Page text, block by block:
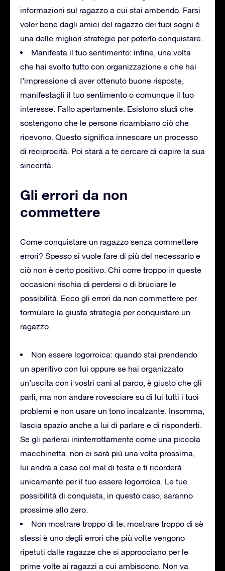
informazioni sul ragazzo a cui stai ambendo. Farsi
voler bene dagli amici del ragazzo dei tuoi sogni è
una delle migliori strategie per poterlo conquistare.
Manifesta il tuo sentimento: infine, una volta
che hai svolto tutto con organizzazione e che hai
l’impressione di aver ottenuto buone risposte,
manifestagli il tuo sentimento o comunque il tuo
interesse. Fallo apertamente. Esistono studi che
sostengono che le persone ricambiano ciò che
ricevono. Questo significa innescare un processo
di reciprocità. Poi starà a te cercare di capire la sua
sincerità.
Gli errori da non
commettere
Come conquistare un ragazzo senza commettere
errori? Spesso si vuole fare di più del necessario e
ciò non è certo positivo. Chi corre troppo in queste
occasioni rischia di perdersi o di bruciare le
possibilità. Ecco gli errori da non commettere per
formulare la giusta strategia per conquistare un
ragazzo.
Non essere logorroica: quando stai prendendo
un aperitivo con lui oppure se hai organizzato
un’uscita con i vostri cani al parco, è giusto che gli
parli, ma non andare rovesciare su di lui tutti i tuoi
problemi e non usare un tono incalzante. Insomma,
lascia spazio anche a lui di parlare e di risponderti.
Se gli parlerai ininterrottamente come una piccola
macchinetta, non ci sarà più una volta prossima,
lui andrà a casa col mal di testa e ti ricorderà
unicamente per il tuo essere logorroica. Le tue
possibilità di conquista, in questo caso, saranno
prossime allo zero.
Non mostrare troppo di te: mostrare troppo di sè
stessi è uno degli errori che più volte vengono
ripetuti dalle ragazze che si approcciano per le
prime volte ai ragazzi a cui ambiscono. Non va